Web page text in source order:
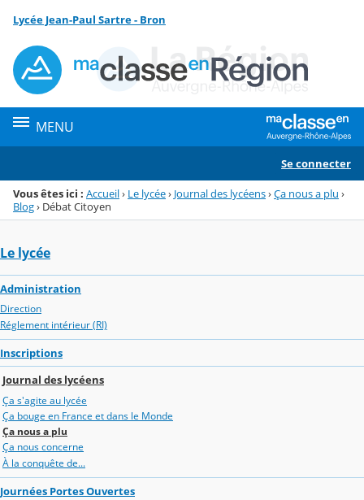
Menu de la rubrique
Contenu
Lycée Jean-Paul Sartre - Bron
MENU
Se connecter
Vous êtes ici : Accueil› Le lycée› Journal des lycéens›Ça nous a plu ›
Blog› Débat Citoyen
Le lycée
Administration
Direction
Réglement intérieur (RI)
Inscriptions
Journal des lycéens
Ça s'agite au lycée
Ça bouge en France et dans le Monde
Ça nous a plu
Ça nous concerne
À la conquête de...
Journées Portes Ouvertes